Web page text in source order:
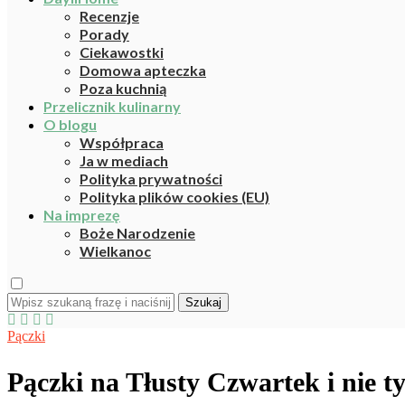
Recenzje
Porady
Ciekawostki
Domowa apteczka
Poza kuchnią
Przelicznik kulinarny
O blogu
Współpraca
Ja w mediach
Polityka prywatności
Polityka plików cookies (EU)
Na imprezę
Boże Narodzenie
Wielkanoc
Szukaj
Pączki
Pączki na Tłusty Czwartek i nie